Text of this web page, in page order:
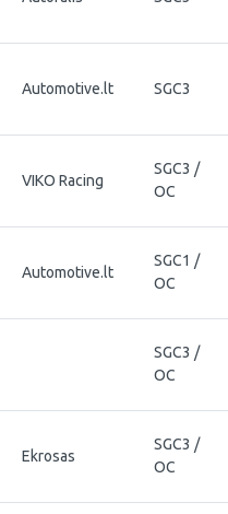
Automotive.lt SGC3
VIKO Racing
SGC3 /
OC
Automotive.lt
SGC1 /
OC
SGC3 /
OC
Ekrosas
SGC3 /
OC